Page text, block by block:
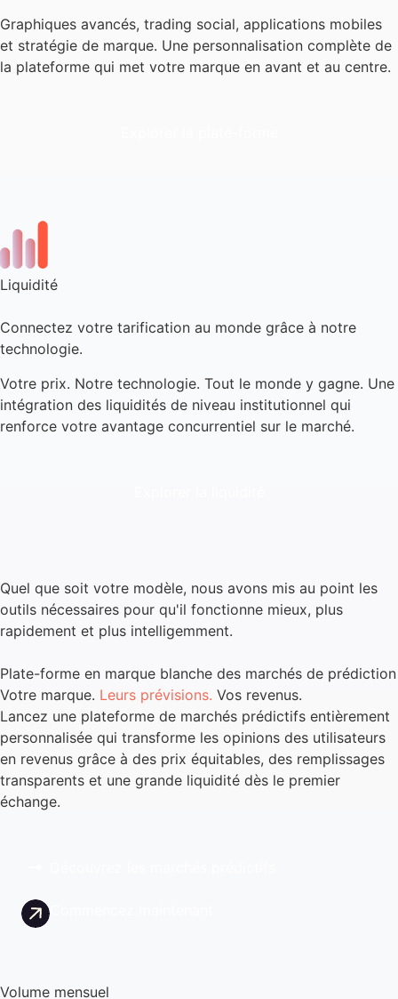
Graphiques avancés, trading social, applications mobiles
et stratégie de marque. Une personnalisation complète de
la plateforme qui met votre marque en avant et au centre.
Liquidité
Connectez votre tarification au monde grâce à notre
technologie.
Votre prix. Notre technologie. Tout le monde y gagne. Une
intégration des liquidités de niveau institutionnel qui
renforce votre avantage concurrentiel sur le marché.
Quel que soit votre modèle, nous avons mis au point les
outils nécessaires pour qu'il fonctionne mieux, plus
rapidement et plus intelligemment.
Plate-forme en marque blanche des marchés de prédiction
Votre marque. Leurs prévisions. Vos revenus.
Lancez une plateforme de marchés prédictifs entièrement
personnalisée qui transforme les opinions des utilisateurs
en revenus grâce à des prix équitables, des remplissages
transparents et une grande liquidité dès le premier
échange.
Volume mensuel